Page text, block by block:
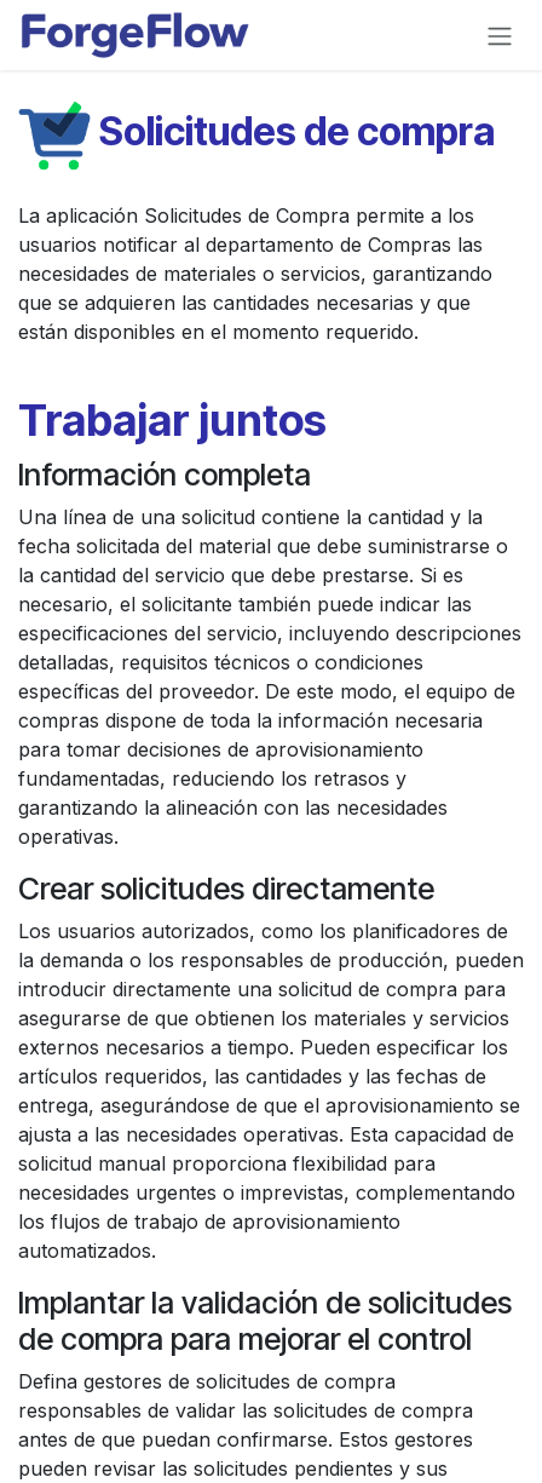
Ir al contenido
Solicitudes de compra
La aplicación Solicitudes de Compra permite a los
usuarios notificar al departamento de Compras las
necesidades de materiales o servicios, garantizando
que se adquieren las cantidades necesarias y que
están disponibles en el momento requerido.
Trabajar juntos
Información completa
Una línea de una solicitud contiene la cantidad y la
fecha solicitada del material que debe suministrarse o
la cantidad del servicio que debe prestarse. Si es
necesario, el solicitante también puede indicar las
especificaciones del servicio, incluyendo descripciones
detalladas, requisitos técnicos o condiciones
específicas del proveedor. De este modo, el equipo de
compras dispone de toda la información necesaria
para tomar decisiones de aprovisionamiento
fundamentadas, reduciendo los retrasos y
garantizando la alineación con las necesidades
operativas.
Crear solicitudes directamente
Los usuarios autorizados, como los planificadores de
la demanda o los responsables de producción, pueden
introducir directamente una solicitud de compra para
asegurarse de que obtienen los materiales y servicios
externos necesarios a tiempo. Pueden especificar los
artículos requeridos, las cantidades y las fechas de
entrega, asegurándose de que el aprovisionamiento se
ajusta a las necesidades operativas. Esta capacidad de
solicitud manual proporciona flexibilidad para
necesidades urgentes o imprevistas, complementando
los flujos de trabajo de aprovisionamiento
automatizados.
Implantar la validación de solicitudes
de compra para mejorar el control
Defina gestores de solicitudes de compra
responsables de validar las solicitudes de compra
antes de que puedan confirmarse. Estos gestores
pueden revisar las solicitudes pendientes y sus